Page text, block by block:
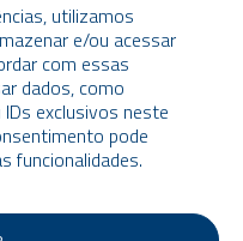
utilizamos
e/ou acessar
com essas
dados, como
exclusivos neste
pode
funcionalidades.